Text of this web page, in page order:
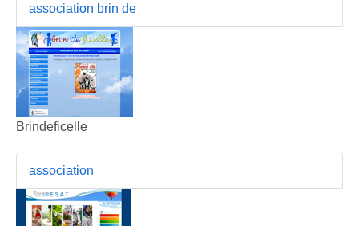
association brin de
Brindeficelle
association